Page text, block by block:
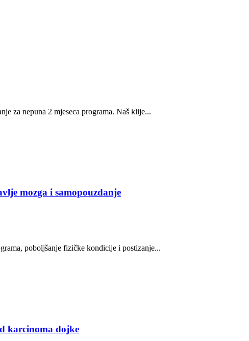
za nepuna 2 mjeseca programa. Naš klije...
mozga i samopouzdanje
poboljšanje fizičke kondicije i postizanje...
karcinoma dojke